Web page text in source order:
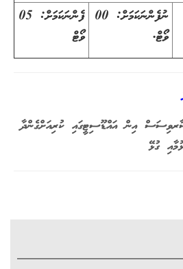
ނުފެންނަކަމަށް: 00
ވޯޓް.
ފެންނަކަމަށް: 05
ވޯޓް
އިން އައްޑޫސިޓީގައި ކުރިއަށްގެންދާ
ގުޅޭ